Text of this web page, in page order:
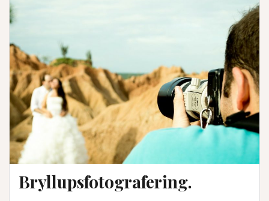
Bryllupsfotografering.